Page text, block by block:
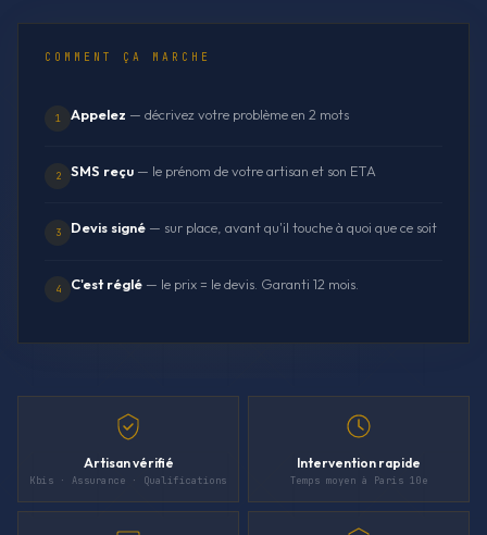
COMMENT ÇA MARCHE
1 Appelez — décrivez votre problème en 2 mots
2 SMS reçu — le prénom de votre artisan et son ETA
3 Devis signé — sur place, avant qu'il touche à quoi que ce soit
4 C'est réglé — le prix = le devis. Garanti 12 mois.
Artisan vérifié
Kbis · Assurance · Qualifications
Intervention rapide
Temps moyen à Paris 10e